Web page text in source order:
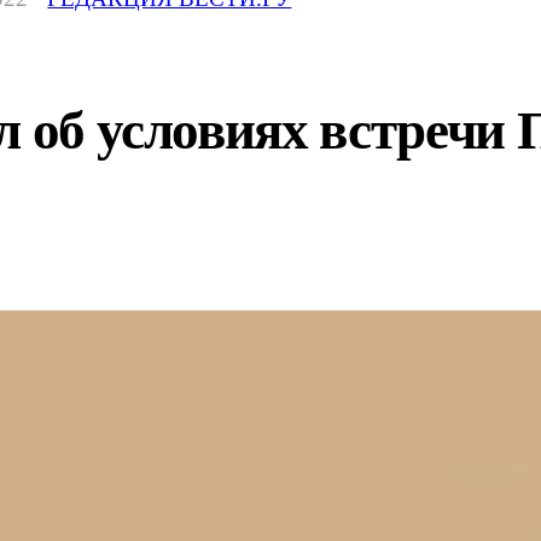
об условиях встречи